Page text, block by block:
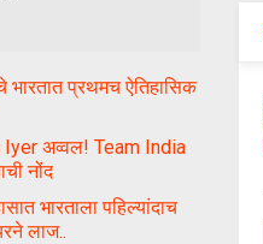
प्रथमच ऐतिहासिक
Iyer अव्वल! Team India
नोंद
भारताला पहिल्यांदाच
लाज..